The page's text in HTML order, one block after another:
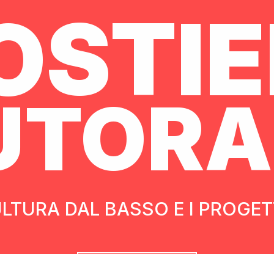
DAL BASSO E I